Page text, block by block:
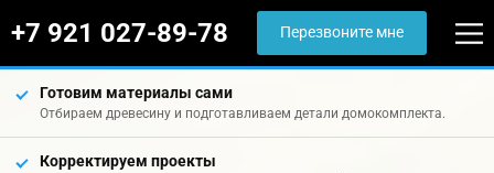
+7 921 027-89-78 Перезвоните мне
Готовим материалы сами
Отбираем древесину и подготавливаем детали домокомплекта.
Корректируем проекты